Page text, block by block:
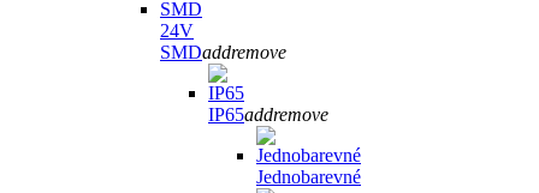
24V
SMDaddremove
IP65addremove
Jednobarevné